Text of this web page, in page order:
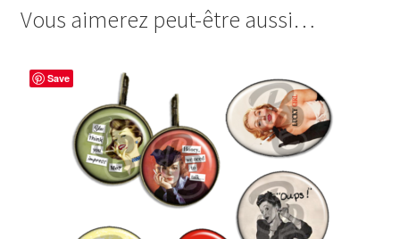
Vous aimerez peut-être aussi…
Save